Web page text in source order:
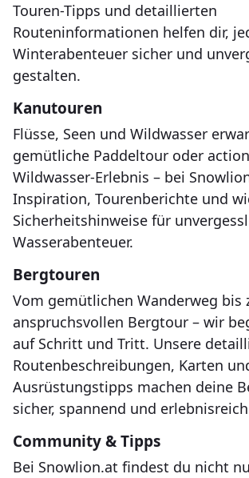
Touren-Tipps und detaillierten
Routeninformationen helfen dir,
Winterabenteuer sicher und
gestalten.
Kanutouren
Flüsse, Seen und Wildwasser
gemütliche Paddeltour oder
Wildwasser-Erlebnis – bei
Inspiration, Tourenberichte und
Sicherheitshinweise für
Wasserabenteuer.
Bergtouren
Vom gemütlichen Wanderweg bis
anspruchsvollen Bergtour – wir
auf Schritt und Tritt. Unsere
Routenbeschreibungen, Karten
Ausrüstungstipps machen deine
sicher, spannend und
Community & Tipps
Bei Snowlion.at findest du nicht